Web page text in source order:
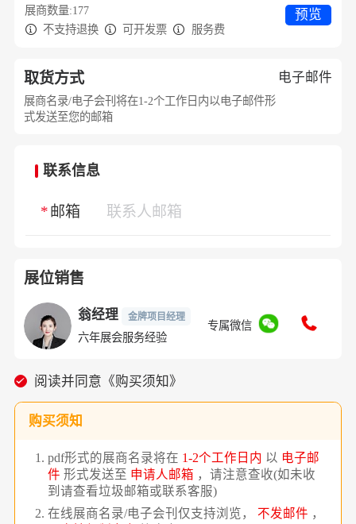
展商数量:177
 不支持退换  可开发票  服务费
预览
取货方式
展商名录/电子会刊将在1-2个工作日内以电子邮件形
式发送至您的邮箱
电子邮件
联系信息
邮箱
展位销售
翁经理 金牌项目经理
六年展会服务经验
专属微信
阅读并同意《购买须知》
购买须知
pdf形式的展商名录将在 1-2个工作日内 以 电子邮
件 形式发送至 申请人邮箱 ，请注意查收(如未收
到请查看垃圾邮箱或联系客服)
在线展商名录/电子会刊仅支持浏览， 不发邮件 ，